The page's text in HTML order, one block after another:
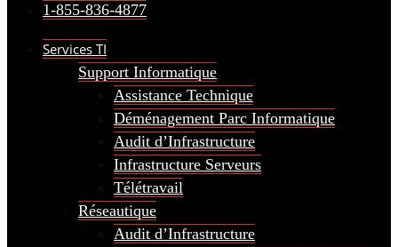
1-855-836-4877
Services TI
Support Informatique
Assistance Technique
Déménagement Parc Informatique
Audit d’Infrastructure
Infrastructure Serveurs
Télétravail
Réseautique
Audit d’Infrastructure